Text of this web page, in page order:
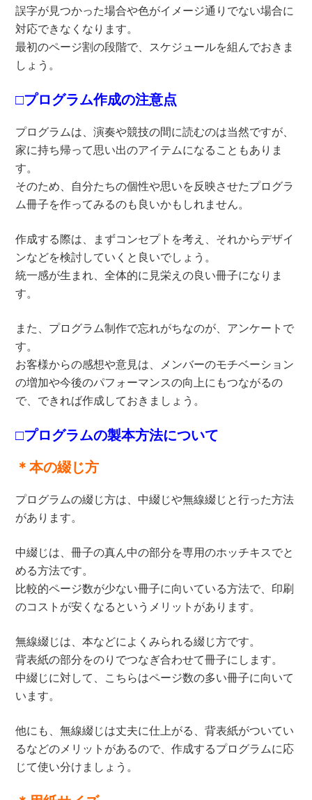
誤字が見つかった場合や色がイメージ通りでない場合に
対応できなくなります。
最初のページ割の段階で、スケジュールを組んでおきま
しょう。
□プログラム作成の注意点
プログラムは、演奏や競技の間に読むのは当然ですが、
家に持ち帰って思い出のアイテムになることもありま
す。
そのため、自分たちの個性や思いを反映させたプログラ
ム冊子を作ってみるのも良いかもしれません。
作成する際は、まずコンセプトを考え、それからデザイ
ンなどを検討していくと良いでしょう。
統一感が生まれ、全体的に見栄えの良い冊子になりま
す。
また、プログラム制作で忘れがちなのが、アンケートで
す。
お客様からの感想や意見は、メンバーのモチベーション
の増加や今後のパフォーマンスの向上にもつながるの
で、できれば作成しておきましょう。
□プログラムの製本方法について
＊本の綴じ方
プログラムの綴じ方は、中綴じや無線綴じと行った方法
があります。
中綴じは、冊子の真ん中の部分を専用のホッチキスでと
める方法です。
比較的ページ数が少ない冊子に向いている方法で、印刷
のコストが安くなるというメリットがあります。
無線綴じは、本などによくみられる綴じ方です。
背表紙の部分をのりでつなぎ合わせて冊子にします。
中綴じに対して、こちらはページ数の多い冊子に向いて
います。
他にも、無線綴じは丈夫に仕上がる、背表紙がついてい
るなどのメリットがあるので、作成するプログラムに応
じて使い分けましょう。